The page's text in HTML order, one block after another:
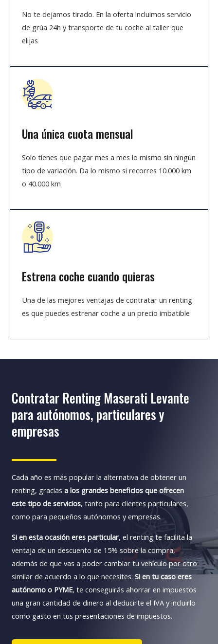
No te dejamos tirado. En la oferta incluimos servicio
de grúa 24h y transporte de tu coche al taller que
elijas
Una única cuota mensual
Solo tienes que pagar mes a mes lo mismo sin ningún
tipo de variación. Da lo mismo si recorres 10.000 km
o 40.000 km
Estrena coche cuando quieras
Una de las mejores ventajas de contratar un renting
es que puedes estrenar coche a un precio imbatible
Contratar Renting Maserati Levante
para autónomos, particulares y
empresas
Cada año es más popular la alternativa de obtener un
renting, gracias a los grandes beneficios que ofrecen
este tipo de servicios, tanto para clientes particulares,
como para pequeños autónomos y empresas.
Si en esta ocasión eres particular, el renting te facilita la
ventaja de un descuento de 15% sobre la compra,
además de que vas a poder cambiar tu vehículo por otro
similar de acuerdo a lo que necesites. Si en tu caso eres
autónomo o PYME, te conseguirás ahorrar en impuestos
una gran cantidad de dinero al deducirte el IVA y incluirlo
como gasto en tus presentaciones de impuestos.